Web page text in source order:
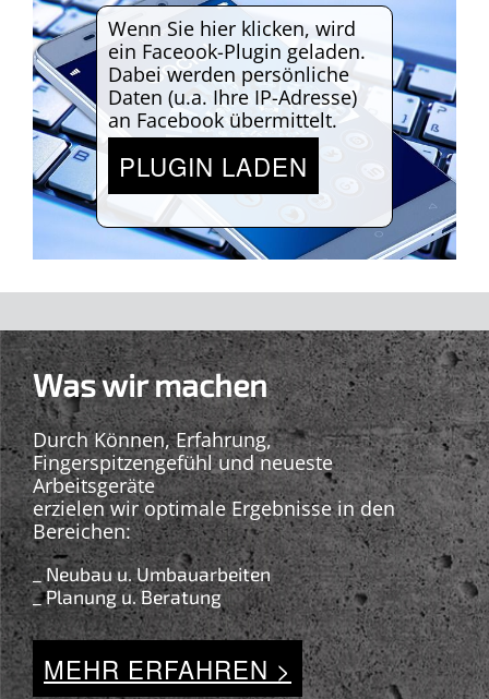
Wenn Sie hier klicken, wird
ein Faceook-Plugin geladen.
Dabei werden persönliche
Daten (u.a. Ihre IP-Adresse)
an Facebook übermittelt.
PLUGIN LADEN
Was wir machen
Durch Können, Erfahrung,
Fingerspitzengefühl und neueste
Arbeitsgeräte
erzielen wir optimale Ergebnisse in den
Bereichen:
_ Neubau u. Umbauarbeiten
_ Planung u. Beratung
MEHR ERFAHREN >